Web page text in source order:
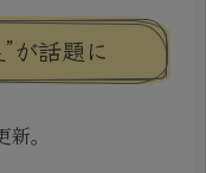
が話題に
。